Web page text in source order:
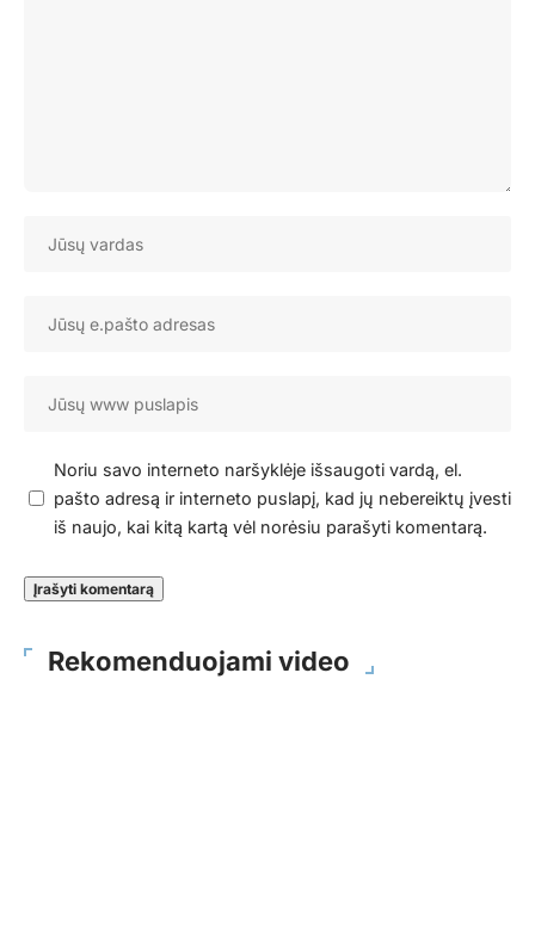
Noriu savo interneto naršyklėje išsaugoti vardą, el.
pašto adresą ir interneto puslapį, kad jų nebereiktų įvesti
iš naujo, kai kitą kartą vėl norėsiu parašyti komentarą.
Rekomenduojami video